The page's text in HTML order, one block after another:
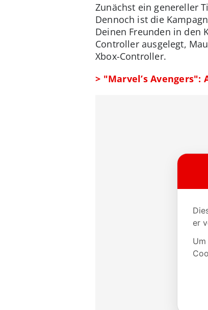
Zunächst ein genereller
Dennoch ist die
Deinen Freunden in den
Controller ausgelegt,
Xbox-Controller.
> "Marvel’s Avengers":